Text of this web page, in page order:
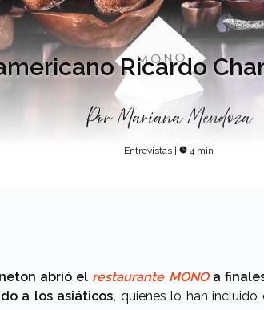
Ricardo
Por Mariana Mendoza
Entrevistas 4 min
abrió el restaurante MONOa
a los asiáticos, quienes lo han